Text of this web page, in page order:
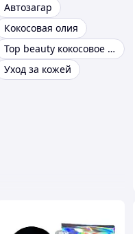
Автозагар
Кокосовая олия
Top beauty кокосовое масло
Уход за кожей